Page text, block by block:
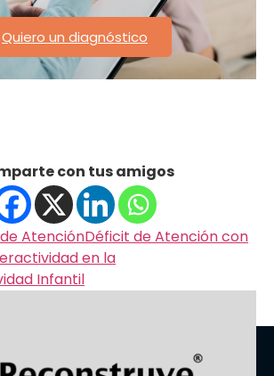
Quiero un diagnóstico
con tus amigos
AtenciónDéficit de Atención con
en la
Infantil